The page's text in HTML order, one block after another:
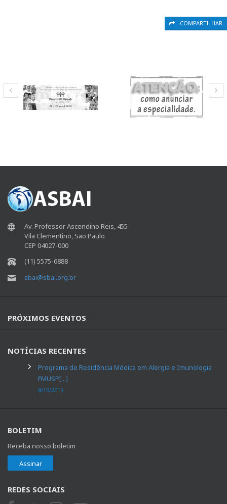
COMPARTILHAR
Av. Professor Ascendino Reis, 455
Vila Clementino, São Paulo
CEP 04027-000
(11) 5575-6888
sbai@sbai.org.br
PRÓXIMOS EVENTOS
NOTÍCIAS RECENTES
Programa de Residência Médica em Alergia e Imunologia
FMUSP[...]
8/10/2019
BOLETIM
Receba nosso boletim
Assinar
REDES SOCIAIS